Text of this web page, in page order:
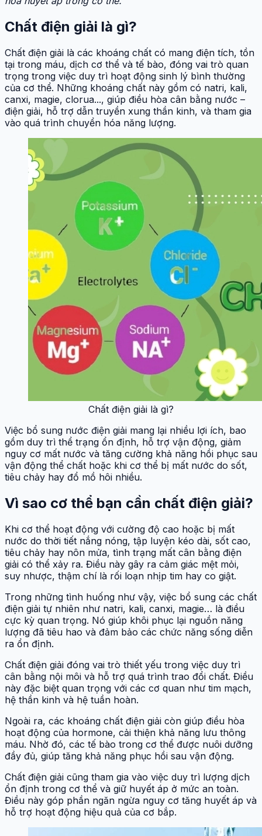
Chất điện giải là gì?
Chất điện giải là các khoáng chất có mang điện tích, tồn
tại trong máu, dịch cơ thể và tế bào, đóng vai trò quan
trọng trong việc duy trì hoạt động sinh lý bình thường
của cơ thể. Những khoáng chất này gồm có natri, kali,
canxi, magie, clorua..., giúp điều hòa cân bằng nước –
điện giải, hỗ trợ dẫn truyền xung thần kinh, và tham gia
vào quá trình chuyển hóa năng lượng.
Chất điện giải là gì?
Việc bổ sung nước điện giải mang lại nhiều lợi ích, bao
gồm duy trì thể trạng ổn định, hỗ trợ vận động, giảm
nguy cơ mất nước và tăng cường khả năng hồi phục sau
vận động thể chất hoặc khi cơ thể bị mất nước do sốt,
tiêu chảy hay đổ mồ hôi nhiều.
Vì sao cơ thể bạn cần chất điện giải?
Khi cơ thể hoạt động với cường độ cao hoặc bị mất
nước do thời tiết nắng nóng, tập luyện kéo dài, sốt cao,
tiêu chảy hay nôn mửa, tình trạng mất cân bằng điện
giải có thể xảy ra. Điều này gây ra cảm giác mệt mỏi,
suy nhược, thậm chí là rối loạn nhịp tim hay co giật.
Trong những tình huống như vậy, việc bổ sung các chất
điện giải tự nhiên như natri, kali, canxi, magie… là điều
cực kỳ quan trọng. Nó giúp khôi phục lại nguồn năng
lượng đã tiêu hao và đảm bảo các chức năng sống diễn
ra ổn định.
Chất điện giải đóng vai trò thiết yếu trong việc duy trì
cân bằng nội môi và hỗ trợ quá trình trao đổi chất. Điều
này đặc biệt quan trọng với các cơ quan như tim mạch,
hệ thần kinh và hệ tuần hoàn.
Ngoài ra, các khoáng chất điện giải còn giúp điều hòa
hoạt động của hormone, cải thiện khả năng lưu thông
máu. Nhờ đó, các tế bào trong cơ thể được nuôi dưỡng
đầy đủ, giúp tăng khả năng phục hồi sau vận động.
Chất điện giải cũng tham gia vào việc duy trì lượng dịch
ổn định trong cơ thể và giữ huyết áp ở mức an toàn.
Điều này góp phần ngăn ngừa nguy cơ tăng huyết áp và
hỗ trợ hoạt động hiệu quả của cơ bắp.